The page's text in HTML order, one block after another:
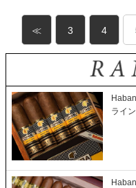
≪ 3 4
ライ